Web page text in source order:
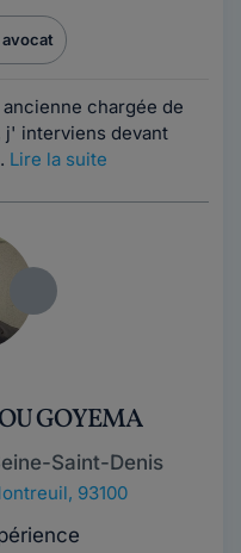
chargée de
j' interviens devant
Lire la suite
GOYEMA
Saint-Denis
93100